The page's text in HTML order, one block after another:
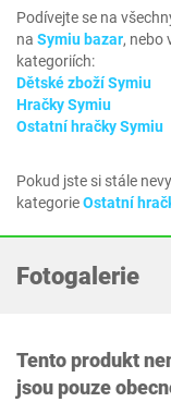
Podívejte se na
na Symiu bazar, nebo
kategoriích:
Dětské zboží Symiu
Hračky Symiu
Ostatní hračky Symiu
Pokud jste si stále
kategorieOstatní
Fotogalerie
Tento produkt
jsou pouze